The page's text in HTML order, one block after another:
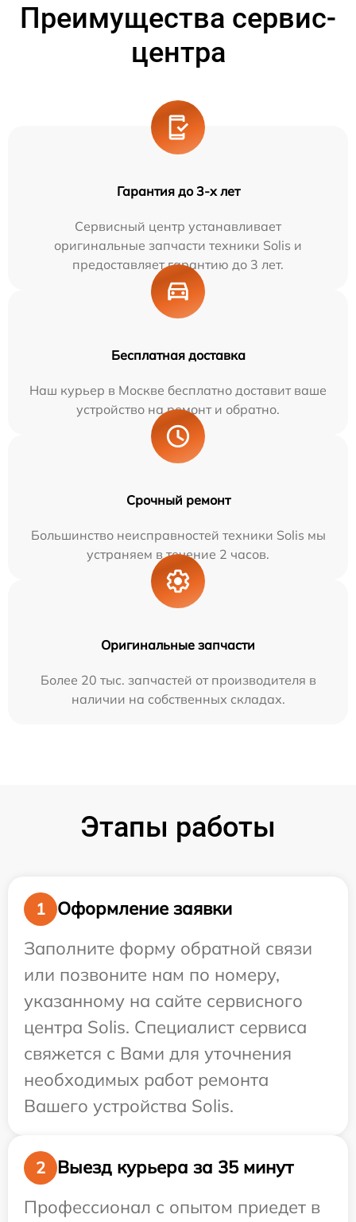
Преимущества сервис-
центра
Гарантия до 3-х лет
Сервисный центр устанавливает
оригинальные запчасти техники Solis и
предоставляет гарантию до 3 лет.
Бесплатная доставка
Наш курьер в Москве бесплатно доставит ваше
устройство на ремонт и обратно.
Срочный ремонт
Большинство неисправностей техники Solis мы
устраняем в течение 2 часов.
Оригинальные запчасти
Более 20 тыс. запчастей от производителя в
наличии на собственных складах.
Этапы работы
1
Оформление заявки
Заполните форму обратной связи
или позвоните нам по номеру,
указанному на сайте сервисного
центра Solis. Специалист сервиса
свяжется с Вами для уточнения
необходимых работ ремонта
Вашего устройства Solis.
2
Выезд курьера за 35 минут
Профессионал с опытом приедет в